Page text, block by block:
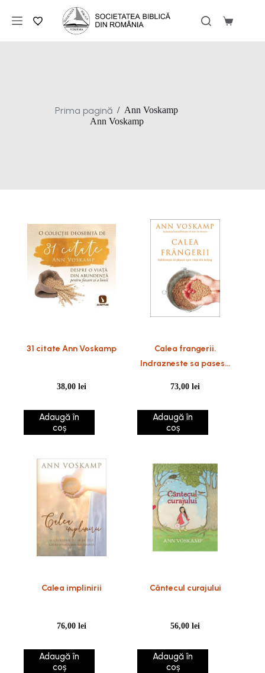
conținut
Coș
Prima pagină / Ann Voskamp
Ann Voskamp
31 citate Ann Voskamp
38,00lei
Adaugă în
coș
Calea frangerii.
Indrazneste sa pasesti
73,00lei
Adaugă în
coș
Calea implinirii
76,00lei
Adaugă în
coș
Cântecul curajului
56,00lei
Adaugă în
coș